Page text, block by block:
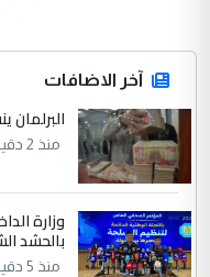
hadi
التعليق : تحيه
كان محدود
يقول بما لايقبل ...
أردوغان
المشترك لا
الدول الشقيقة
آخر الاضافات
البرلمان
منذ 2 دقيقة
بالحشد
منذ 5 دقيقة